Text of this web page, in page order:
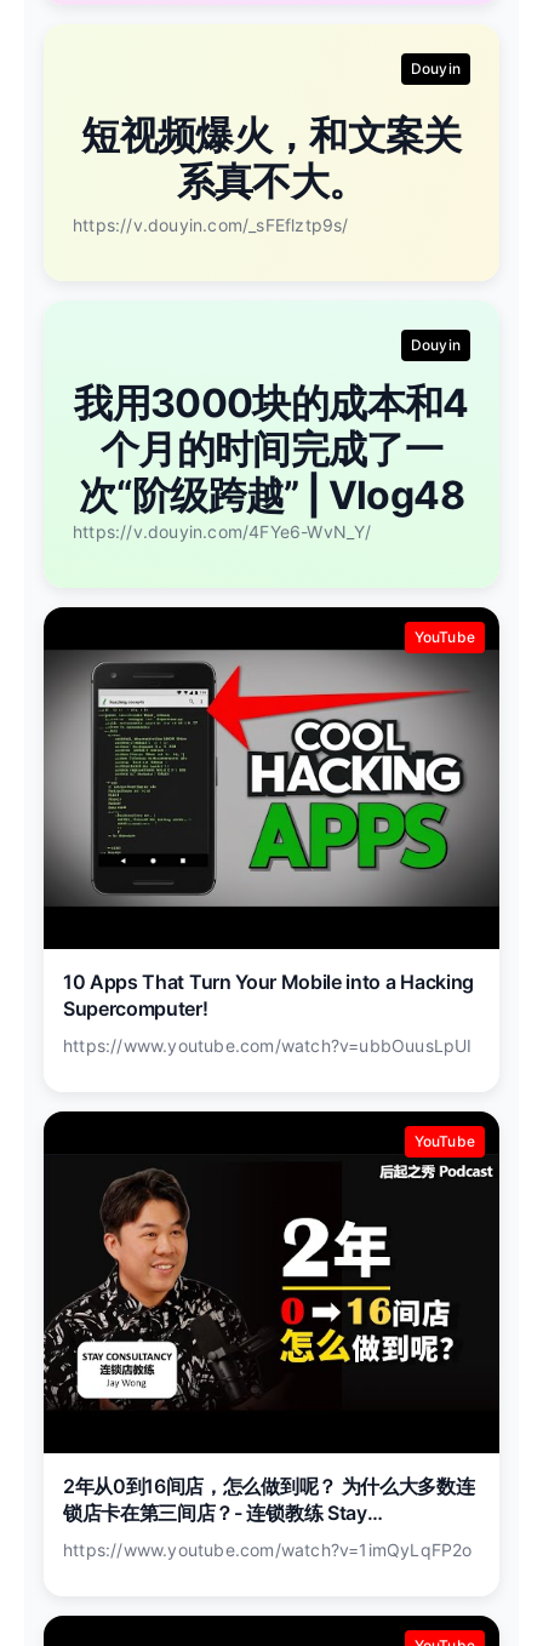
Douyin
短视频爆火，和文案关
系真不大。
https://v.douyin.com/_sFEflztp9s/
Douyin
我用3000块的成本和4
个月的时间完成了一
次“阶级跨越” | Vlog48
https://v.douyin.com/4FYe6-WvN_Y/
YouTube
10 Apps That Turn Your Mobile into a Hacking
Supercomputer!
https://www.youtube.com/watch?v=ubbOuusLpUI
YouTube
2年从0到16间店，怎么做到呢？ 为什么大多数连
锁店卡在第三间店？- 连锁教练 Stay
Consultancy 创办人 Jay Wong
https://www.youtube.com/watch?v=1imQyLqFP2o